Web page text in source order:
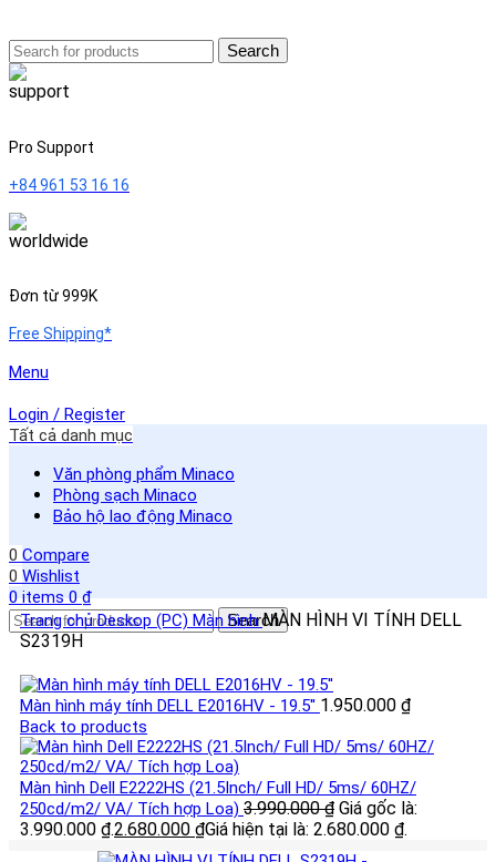
Search
Pro Support
+84 961 53 16 16
Đơn từ 999K
Free Shipping*
Menu
Login / Register
Tất cả danh mục
Văn phòng phẩm Minaco
Phòng sạch Minaco
Bảo hộ lao động Minaco
0 Compare
0 Wishlist
0items 0₫
Search
Trang chủDeskop (PC) Màn hìnhMÀN HÌNH VI TÍNH DELL
S2319H
Màn hình máy tính DELL E2016HV - 19.5'' 1.950.000 ₫
Back to products
Màn hình Dell E2222HS (21.5Inch/ Full HD/ 5ms/ 60HZ/
250cd/m2/ VA/ Tích hợp Loa) 3.990.000₫ Giá gốc là:
3.990.000 ₫.2.680.000 ₫Giá hiện tại là: 2.680.000 ₫.